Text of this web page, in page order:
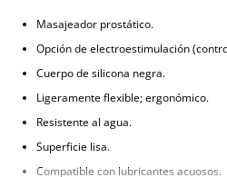
Masajeador prostático.
Opción de electroestimulación
Cuerpo de silicona negra.
Ligeramente flexible; ergonómico.
Resistente al agua.
Superficie lisa.
Compatible con lubricantes acuosos.